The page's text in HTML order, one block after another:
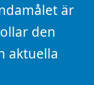
är
den
aktuella